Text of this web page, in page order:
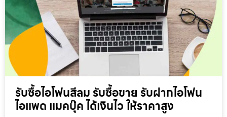
รับซื้อไอโฟนสีลม รับซื้อขาย รับฝากไอโฟน
ไอแพด แมคบุ๊ค ได้เงินไว ให้ราคาสูง